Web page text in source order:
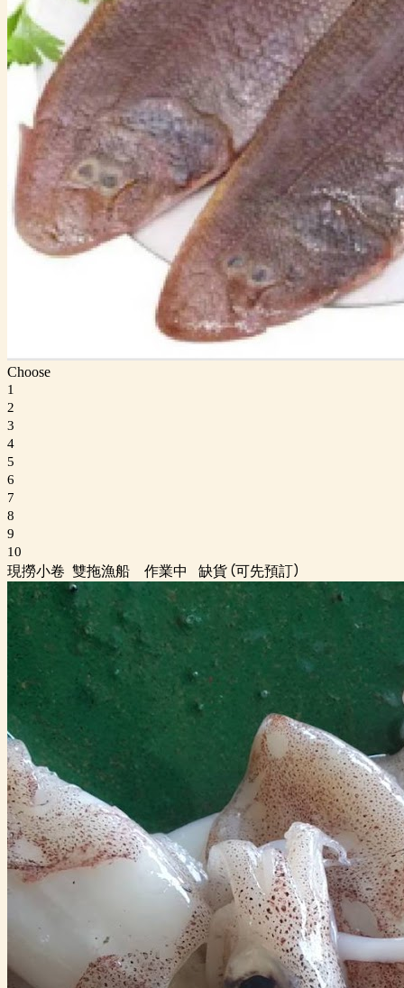
Choose
1
2
3
4
5
6
7
8
9
10
現撈小卷 雙拖漁船 作業中 缺貨 (可先預訂)